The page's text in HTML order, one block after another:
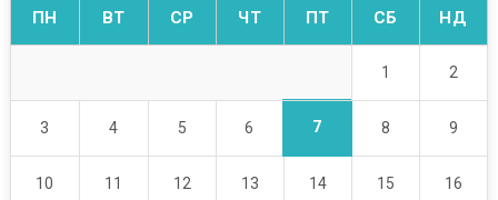
ПН ВТ СР ЧТ ПТ СБ НД
1 2
3 4 5 6 7 8 9
10 11 12 13 14 15 16